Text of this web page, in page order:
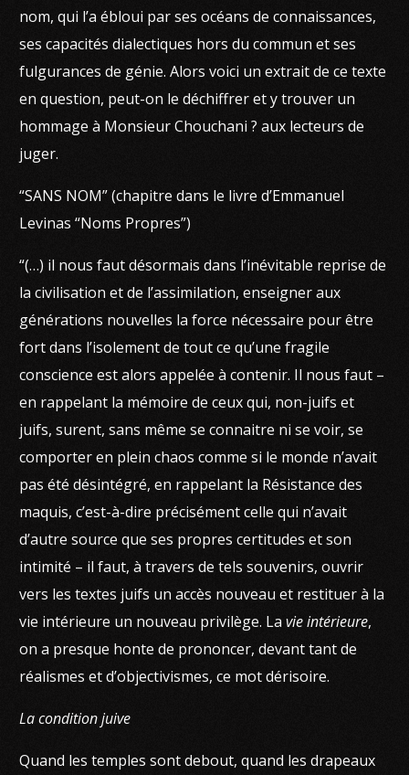
nom, qui l’a ébloui par ses océans de connaissances,
ses capacités dialectiques hors du commun et ses
fulgurances de génie. Alors voici un extrait de ce texte
en question, peut-on le déchiffrer et y trouver un
hommage à Monsieur Chouchani ? aux lecteurs de
juger.
“SANS NOM” (chapitre dans le livre d’Emmanuel
Levinas “Noms Propres”)
“(…) il nous faut désormais dans l’inévitable reprise de
la civilisation et de l’assimilation, enseigner aux
générations nouvelles la force nécessaire pour être
fort dans l’isolement de tout ce qu’une fragile
conscience est alors appelée à contenir. Il nous faut –
en rappelant la mémoire de ceux qui, non-juifs et
juifs, surent, sans même se connaitre ni se voir, se
comporter en plein chaos comme si le monde n’avait
pas été désintégré, en rappelant la Résistance des
maquis, c’est-à-dire précisément celle qui n’avait
d’autre source que ses propres certitudes et son
intimité – il faut, à travers de tels souvenirs, ouvrir
vers les textes juifs un accès nouveau et restituer à la
vie intérieure un nouveau privilège. Lavie intérieure,
on a presque honte de prononcer, devant tant de
réalismes et d’objectivismes, ce mot dérisoire.
La condition juive
Quand les temples sont debout, quand les drapeaux